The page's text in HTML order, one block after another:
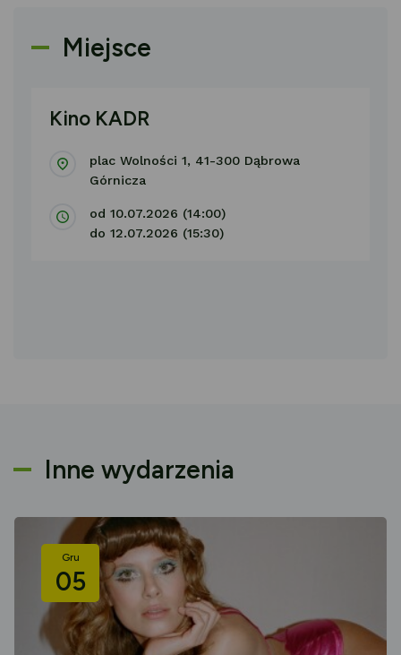
Miejsce
Kino KADR
plac Wolności 1, 41-300 Dąbrowa
Górnicza
od 10.07.2026 (14:00)
do 12.07.2026 (15:30)
Inne wydarzenia
Gru
05